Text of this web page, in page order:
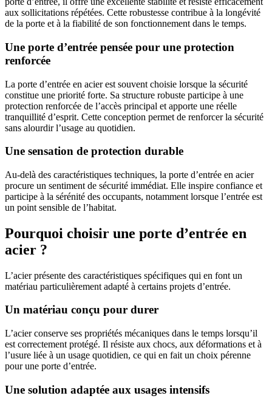
aux sollicitations répétées. Cette robustesse contribue à la longévité
de la porte et à la fiabilité de son fonctionnement dans le temps.
Une porte d’entrée pensée pour une protection
renforcée
La porte d’entrée en acier est souvent choisie lorsque la sécurité
constitue une priorité forte. Sa structure robuste participe à une
protection renforcée de l’accès principal et apporte une réelle
tranquillité d’esprit. Cette conception permet de renforcer la sécurité
sans alourdir l’usage au quotidien.
Une sensation de protection durable
Au-delà des caractéristiques techniques, la porte d’entrée en acier
procure un sentiment de sécurité immédiat. Elle inspire confiance et
participe à la sérénité des occupants, notamment lorsque l’entrée est
un point sensible de l’habitat.
Pourquoi choisir une porte d’entrée en
acier ?
L’acier présente des caractéristiques spécifiques qui en font un
matériau particulièrement adapté à certains projets d’entrée.
Un matériau conçu pour durer
L’acier conserve ses propriétés mécaniques dans le temps lorsqu’il
est correctement protégé. Il résiste aux chocs, aux déformations et à
l’usure liée à un usage quotidien, ce qui en fait un choix pérenne
pour une porte d’entrée.
Une solution adaptée aux usages intensifs